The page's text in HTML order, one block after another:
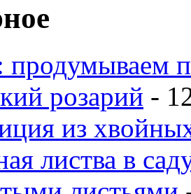
продумываем
розарий -
из
листва в